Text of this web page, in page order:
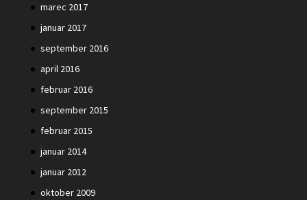
marec 2017
januar 2017
september 2016
april 2016
februar 2016
september 2015
februar 2015
januar 2014
januar 2012
oktober 2009